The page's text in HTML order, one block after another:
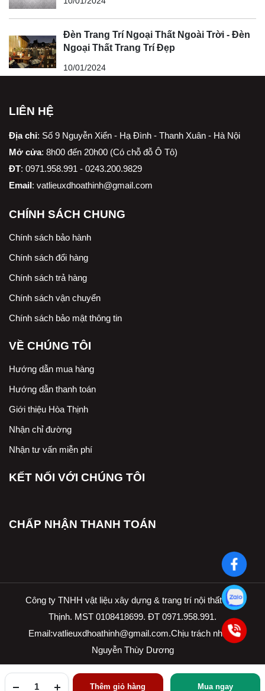
Thêm giỏ hàng Mua ngay
Đèn Trang Trí Ngoại Thất Ngoài Trời - Đèn
Ngoại Thất Trang Trí Đẹp
10/01/2024
LIÊN HỆ
Địa chỉ: Số 9 Nguyễn Xiển - Hạ Đình - Thanh Xuân - Hà Nội
Mở cửa: 8h00 đến 20h00 (Có chỗ đỗ Ô Tô)
ĐT: 0971.958.991 - 0243.200.9829
Email: vatlieuxdhoathinh@gmail.com
CHÍNH SÁCH CHUNG
Chính sách bảo hành
Chính sách đổi hàng
Chính sách trả hàng
Chính sách vận chuyển
Chính sách bảo mật thông tin
VỀ CHÚNG TÔI
Hướng dẫn mua hàng
Hướng dẫn thanh toán
Giới thiệu Hòa Thịnh
Nhận chỉ đường
Nhận tư vấn miễn phí
KẾT NỐI VỚI CHÚNG TÔI
CHẤP NHẬN THANH TOÁN
Công ty TNHH vật liệu xây dựng & trang trí nội thất Hòa
Thịnh. MST 0108418699. ĐT 0971.958.991.
Email:vatlieuxdhoathinh@gmail.com.Chịu trách nhiệm
Nguyễn Thùy Dương